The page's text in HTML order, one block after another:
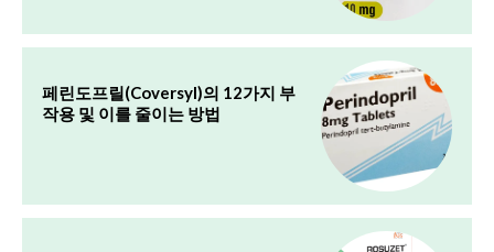
페린도프릴(Coversyl)의 12가지 부
작용 및 이를 줄이는 방법